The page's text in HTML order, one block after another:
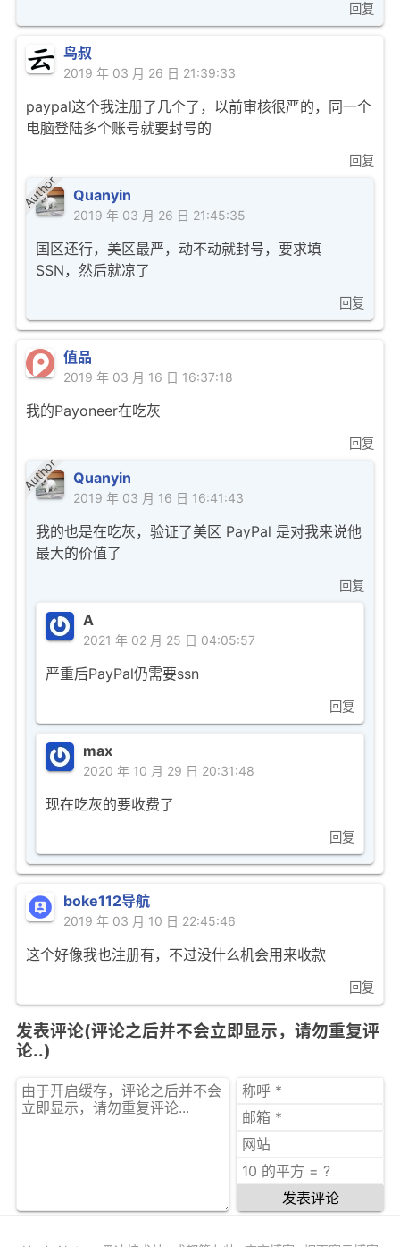
回复
鸟叔
2019 年 03 月 26 日 21:39:33
paypal这个我注册了几个了，以前审核很严的，同一个
电脑登陆多个账号就要封号的
回复
Quanyin
Author
2019 年 03 月 26 日 21:45:35
国区还行，美区最严，动不动就封号，要求填
SSN，然后就凉了
回复
值品
2019 年 03 月 16 日 16:37:18
我的Payoneer在吃灰
回复
Quanyin
Author
2019 年 03 月 16 日 16:41:43
我的也是在吃灰，验证了美区 PayPal 是对我来说他
最大的价值了
回复
A
2021 年 02 月 25 日 04:05:57
严重后PayPal仍需要ssn
回复
max
2020 年 10 月 29 日 20:31:48
现在吃灰的要收费了
回复
boke112导航
2019 年 03 月 10 日 22:45:46
这个好像我也注册有，不过没什么机会用来收款
回复
发表评论(评论之后并不会立即显示，请勿重复评
论..)
发表评论